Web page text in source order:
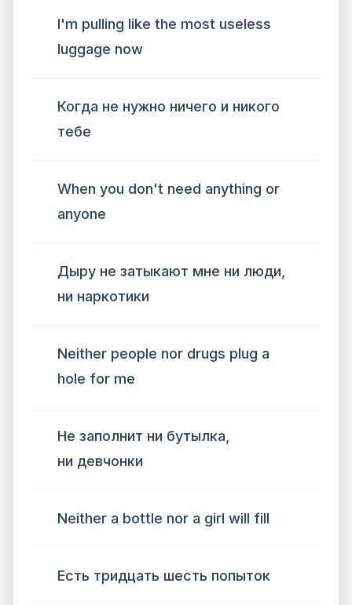
I'm pulling like the most useless
luggage now
Когда не нужно ничего и никого
тебе
When you don't need anything or
anyone
Дыру не затыкают мне ни люди,
ни наркотики
Neither people nor drugs plug a
hole for me
Не заполнит ни бутылка,
ни девчонки
Neither a bottle nor a girl will fill
Есть тридцать шесть попыток